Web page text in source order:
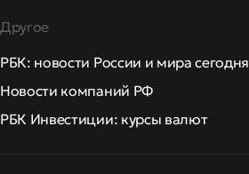
Другое
РБК: новости России и мира сегодня
Новости компаний РФ
РБК Инвестиции: курсы валют